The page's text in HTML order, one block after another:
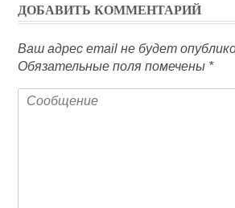
ДОБАВИТЬ КОММЕНТАРИЙ
Ваш адрес email не будет
Обязательные поля помечены *